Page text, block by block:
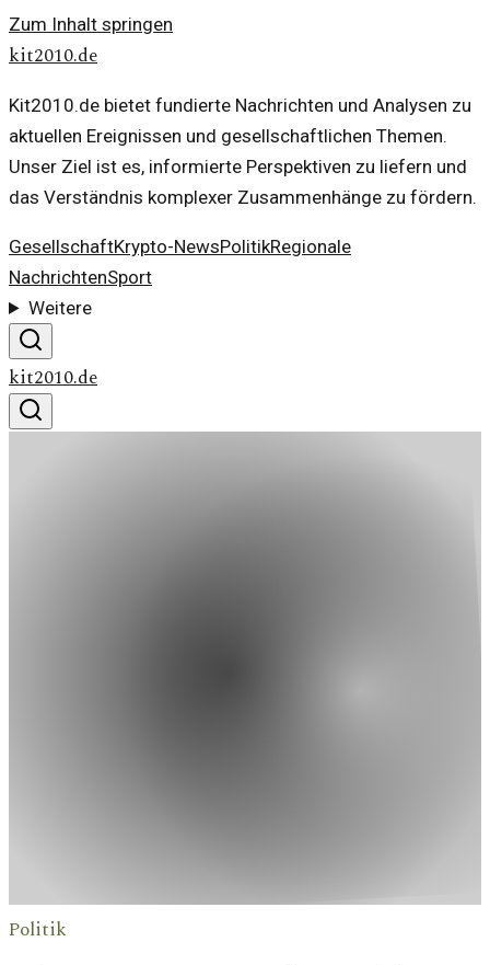
Zum Inhalt springen
kit2010.de
Kit2010.de bietet fundierte Nachrichten und Analysen zu
aktuellen Ereignissen und gesellschaftlichen Themen.
Unser Ziel ist es, informierte Perspektiven zu liefern und
das Verständnis komplexer Zusammenhänge zu fördern.
GesellschaftKrypto-NewsPolitikRegionale
NachrichtenSport
Weitere
kit2010.de
Politik